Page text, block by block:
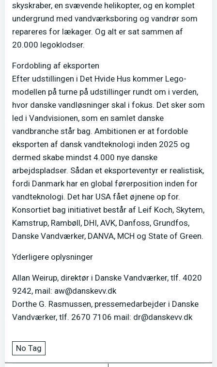
skyskraber, en svævende helikopter, og en komplet
undergrund med vandværksboring og vandrør som
repareres for lækager. Og alt er sat sammen af
20.000 legoklodser.
Fordobling af eksporten
Efter udstillingen i Det Hvide Hus kommer Lego-
modellen på turne på udstillinger rundt om i verden,
hvor danske vandløsninger skal i fokus. Det sker som
led i Vandvisionen, som en samlet danske
vandbranche står bag. Ambitionen er at fordoble
eksporten af dansk vandteknologi inden 2025 og
dermed skabe mindst 4.000 nye danske
arbejdspladser. Sådan et eksporteventyr er realistisk,
fordi Danmark har en global førerposition inden for
vandteknologi. Det har USA fået øjnene op for.
Konsortiet bag initiativet består af Leif Koch, Skytem,
Kamstrup, Rambøll, DHI, AVK, Danfoss, Grundfos,
Danske Vandværker, DANVA, MCH og State of Green.
Yderligere oplysninger
Allan Weirup, direktør i Danske Vandværker, tlf. 4020
9242, mail: aw@danskevv.dk
Dorthe G. Rasmussen, pressemedarbejder i Danske
Vandværker, tlf. 2670 7106 mail: dr@danskevv.dk
No Tag